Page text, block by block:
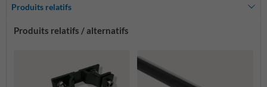
Produits relatifs
Produits relatifs / alternatifs